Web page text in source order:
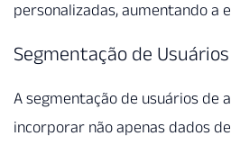
personalizadas, aumentando a
Segmentação de
A segmentação de usuários de
incorporar não apenas dados